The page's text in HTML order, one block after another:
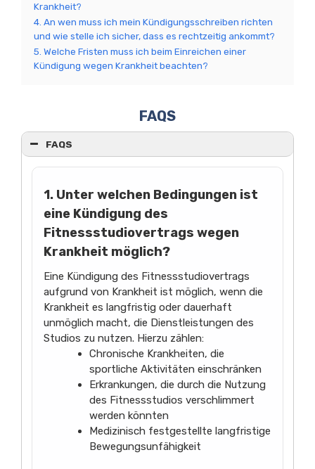
Krankheit?
4. An wen muss ich mein Kündigungsschreiben richten
und wie stelle ich sicher, dass es rechtzeitig ankommt?
5. Welche Fristen muss ich beim Einreichen einer
Kündigung wegen Krankheit beachten?
FAQS
FAQS
1. Unter welchen Bedingungen ist
eine Kündigung des
Fitnessstudiovertrags wegen
Krankheit möglich?
Eine Kündigung des Fitnessstudiovertrags
aufgrund von Krankheit ist möglich, wenn die
Krankheit es langfristig oder dauerhaft
unmöglich macht, die Dienstleistungen des
Studios zu nutzen. Hierzu zählen:
Chronische Krankheiten, die
sportliche Aktivitäten einschränken
Erkrankungen, die durch die Nutzung
des Fitnessstudios verschlimmert
werden könnten
Medizinisch festgestellte langfristige
Bewegungsunfähigkeit